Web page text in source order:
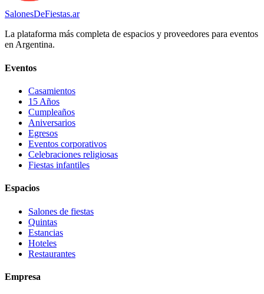
SalonesDeFiestas.ar
La plataforma más completa de espacios y proveedores para eventos
en Argentina.
Eventos
Casamientos
15 Años
Cumpleaños
Aniversarios
Egresos
Eventos corporativos
Celebraciones religiosas
Fiestas infantiles
Espacios
Salones de fiestas
Quintas
Estancias
Hoteles
Restaurantes
Empresa